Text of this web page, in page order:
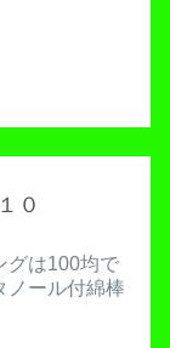
０
グは100均で
ノール付綿棒